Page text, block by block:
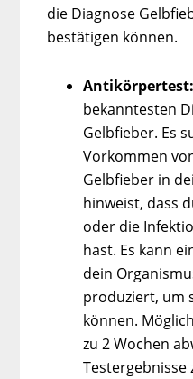
die Diagnose
bestätigen können.
Antikörpertest:
bekanntesten
Gelbfieber. Es
Vorkommen
Gelbfieber in
hinweist, dass
oder die
hast. Es kann
dein
produziert, um
können.
zu 2 Wochen
Testergebnisse